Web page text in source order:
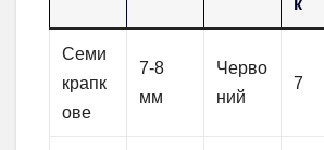
к
Семи
крапк
ове
7-8
мм
Черво
ний
7